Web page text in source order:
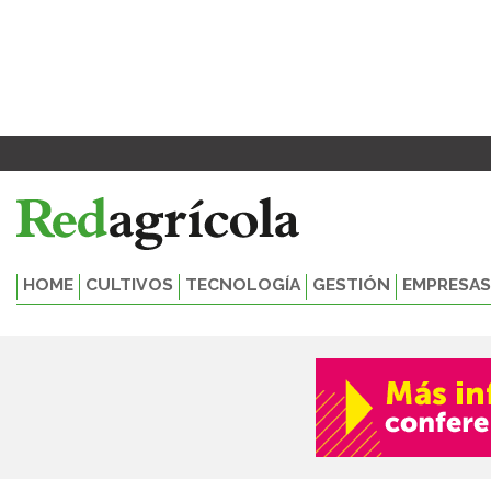
HOME CULTIVOS TECNOLOGÍA GESTIÓN EMPRESAS